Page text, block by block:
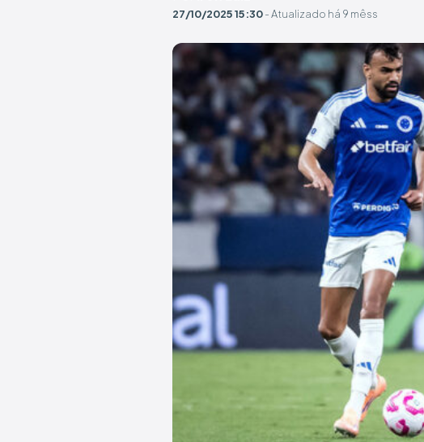
27/10/2025 15:30- Atualizado há 9 mêss